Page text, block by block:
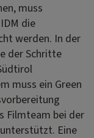
muss
die
werden. In der
der Schritte
muss ein Green
Filmteam bei der
Eine